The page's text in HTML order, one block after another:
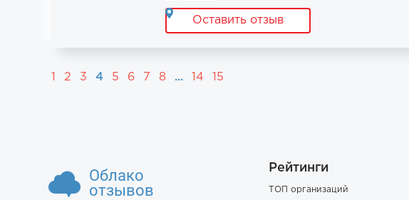
Оставить отзыв
2 3 4 5 6 7 8 ... 14 15
Облако
отзывов
Рейтинги
ТОП организаций